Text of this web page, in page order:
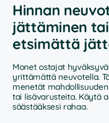
Hinnan
jättäminen
etsimättä
Monet ostajat
yrittämättä neuvotella.
menetät
tai lisävarusteita. Käytä
säästääksesi rahaa.